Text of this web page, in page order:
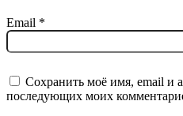
Email *
Сохранить моё имя, email и
последующих моих